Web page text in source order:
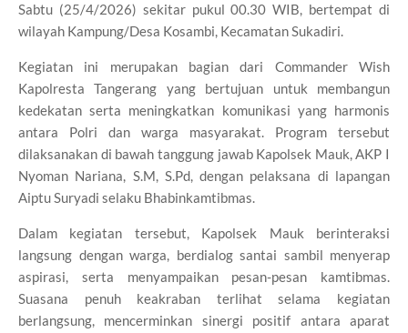
Sabtu (25/4/2026) sekitar pukul 00.30 WIB, bertempat di
wilayah Kampung/Desa Kosambi, Kecamatan Sukadiri.
Kegiatan ini merupakan bagian dari Commander Wish
Kapolresta Tangerang yang bertujuan untuk membangun
kedekatan serta meningkatkan komunikasi yang harmonis
antara Polri dan warga masyarakat. Program tersebut
dilaksanakan di bawah tanggung jawab Kapolsek Mauk, AKP I
Nyoman Nariana, S.M, S.Pd, dengan pelaksana di lapangan
Aiptu Suryadi selaku Bhabinkamtibmas.
Dalam kegiatan tersebut, Kapolsek Mauk berinteraksi
langsung dengan warga, berdialog santai sambil menyerap
aspirasi, serta menyampaikan pesan-pesan kamtibmas.
Suasana penuh keakraban terlihat selama kegiatan
berlangsung, mencerminkan sinergi positif antara aparat